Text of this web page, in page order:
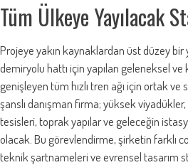
Tüm Ülkeye Yayılacak
Projeye yakın kaynaklardan üst düzey
demiryolu hattı için yapılan geleneksel ve
genişleyen tüm hızlı tren ağı için ortak
şanslı danışman firma; yüksek
tesisleri, toprak yapılar ve geleceğin
olacak. Bu görevlendirme, şirketin farklı
teknik şartnameleri ve evrensel tasarım